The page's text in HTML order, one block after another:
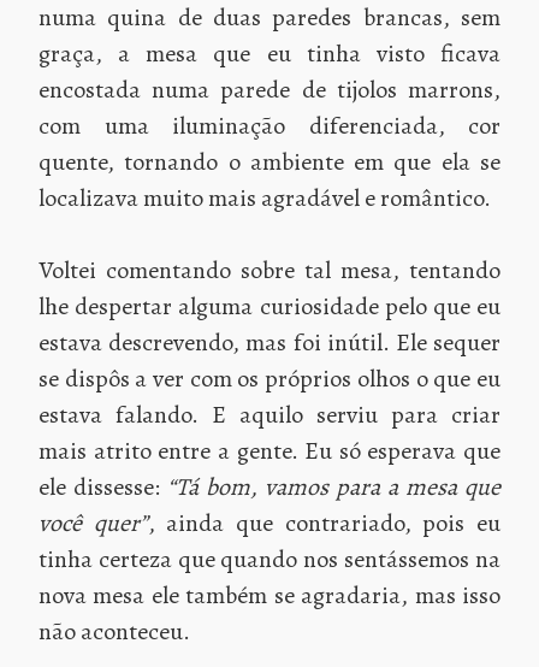
numa quina de duas paredes brancas, sem
graça, a mesa que eu tinha visto ficava
encostada numa parede de tijolos marrons,
com uma iluminação diferenciada, cor
quente, tornando o ambiente em que ela se
localizava muito mais agradável e romântico.
Voltei comentando sobre tal mesa, tentando
lhe despertar alguma curiosidade pelo que eu
estava descrevendo, mas foi inútil. Ele sequer
se dispôs a ver com os próprios olhos o que eu
estava falando. E aquilo serviu para criar
mais atrito entre a gente. Eu só esperava que
ele dissesse: “Tá bom, vamos para a mesa que
você quer”, ainda que contrariado, pois eu
tinha certeza que quando nos sentássemos na
nova mesa ele também se agradaria, mas isso
não aconteceu.